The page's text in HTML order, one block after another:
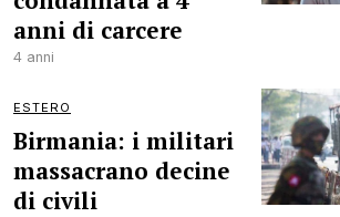
anni di carcere
4 anni
ESTERO
Birmania: i militari
massacrano decine
di civili